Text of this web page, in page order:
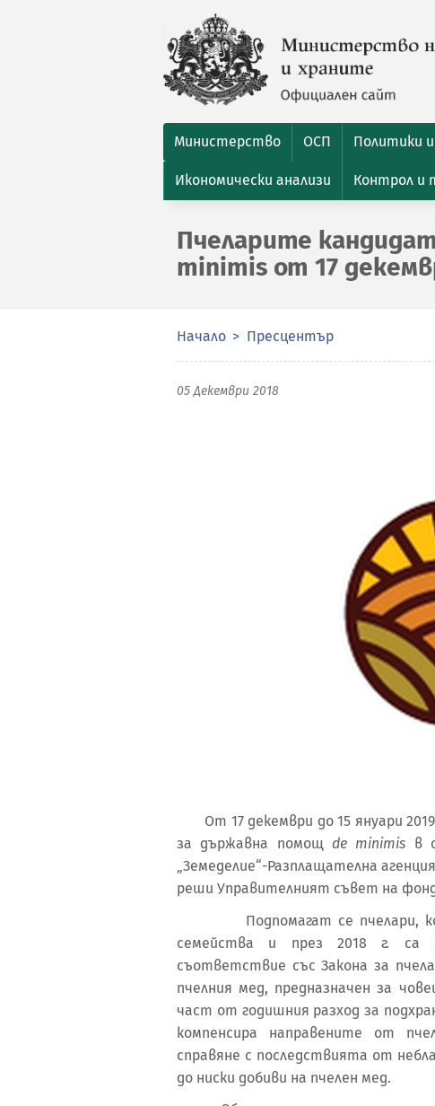
Министерство ОСП Политики
Икономически анализи Контрол и
Пчеларите
minimis от 17
Начало Пресцентър
05 Декември 2018
От 17 декември до 15 януари
за държавна помощ de minimis в
„Земеделие“-Разплащателна
реши Управителният съвет на фонд
Подпомагат се пчелари,
семейства и през 2018 г. са
съответствие със Закона за
пчелния мед, предназначен за
част от годишния разход за
компенсира направените от
справяне с последствията от
до ниски добиви на пчелен мед.